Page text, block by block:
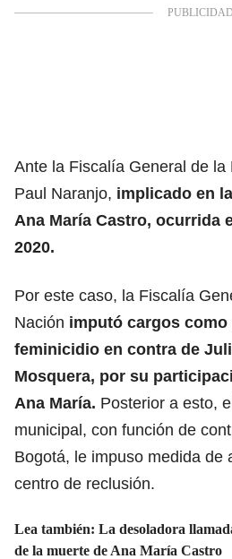
Ante la Fiscalía General de la
Paul Naranjo, implicado en
Ana María Castro, ocurrida
2020.
Por este caso, la Fiscalía
Nación imputó cargos como
feminicidio en contra de
Mosquera, por su
Ana María. Posterior a esto,
municipal, con función de
Bogotá, le impuso medida de
centro de reclusión.
Lea también: La desoladora
de la muerte de Ana María Castro